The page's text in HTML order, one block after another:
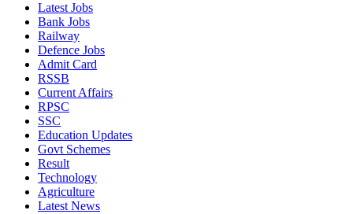
Latest Jobs
Bank Jobs
Railway
Defence Jobs
Admit Card
RSSB
Current Affairs
RPSC
SSC
Education Updates
Govt Schemes
Result
Technology
Agriculture
Latest News